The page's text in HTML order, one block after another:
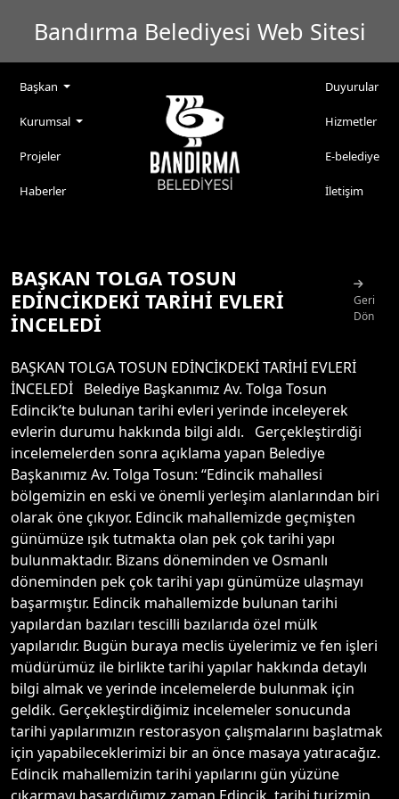
Bandırma Belediyesi Web Sitesi
Başkan
Kurumsal
Projeler
Haberler
Duyurular
Hizmetler
E-belediye
İletişim
BAŞKAN TOLGA TOSUN
EDİNCİKDEKİ TARİHİ EVLERİ
İNCELEDİ
Geri
Dön
BAŞKAN TOLGA TOSUN EDİNCİKDEKİ TARİHİ EVLERİ
İNCELEDİ Belediye Başkanımız Av. Tolga Tosun
Edincik’te bulunan tarihi evleri yerinde inceleyerek
evlerin durumu hakkında bilgi aldı. Gerçekleştirdiği
incelemelerden sonra açıklama yapan Belediye
Başkanımız Av. Tolga Tosun: “Edincik mahallesi
bölgemizin en eski ve önemli yerleşim alanlarından biri
olarak öne çıkıyor. Edincik mahallemizde geçmişten
günümüze ışık tutmakta olan pek çok tarihi yapı
bulunmaktadır. Bizans döneminden ve Osmanlı
döneminden pek çok tarihi yapı günümüze ulaşmayı
başarmıştır. Edincik mahallemizde bulunan tarihi
yapılardan bazıları tescilli bazılarıda özel mülk
yapılarıdır. Bugün buraya meclis üyelerimiz ve fen işleri
müdürümüz ile birlikte tarihi yapılar hakkında detaylı
bilgi almak ve yerinde incelemelerde bulunmak için
geldik. Gerçekleştirdiğimiz incelemeler sonucunda
tarihi yapılarımızın restorasyon çalışmalarını başlatmak
için yapabileceklerimizi bir an önce masaya yatıracağız.
Edincik mahallemizin tarihi yapılarını gün yüzüne